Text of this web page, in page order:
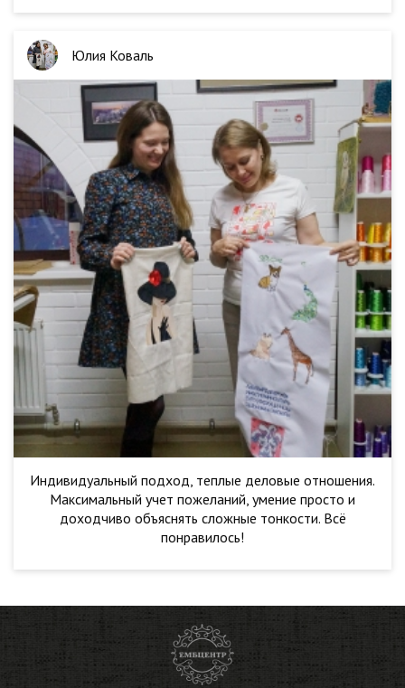
Юлия Коваль
Индивидуальный подход, теплые деловые отношения.
Максимальный учет пожеланий, умение просто и
доходчиво объяснять сложные тонкости. Всё
понравилось!